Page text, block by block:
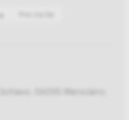
06055 Marsciano,